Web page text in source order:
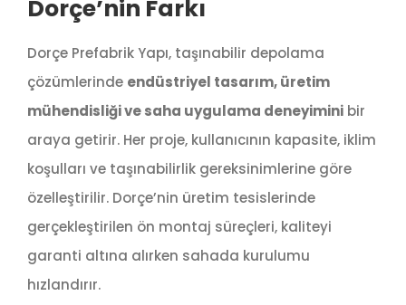
Dorçe’nin Farkı
Dorçe Prefabrik Yapı, taşınabilir depolama
çözümlerinde endüstriyel tasarım, üretim
mühendisliği ve saha uygulama deneyiminibir
araya getirir. Her proje, kullanıcının kapasite, iklim
koşulları ve taşınabilirlik gereksinimlerine göre
özelleştirilir. Dorçe’nin üretim tesislerinde
gerçekleştirilen ön montaj süreçleri, kaliteyi
garanti altına alırken sahada kurulumu
hızlandırır.